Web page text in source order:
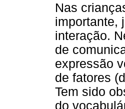
Nas
importante,
interação.
de
expressão
de fatores
Tem sido
do